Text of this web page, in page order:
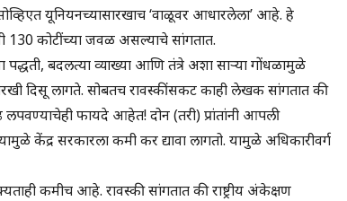
यूनियनच्यासारखाच ‘वाळूवर आधारलेला’ आहे. हे
कोटींच्या जवळ असल्याचे सांगतात.
बदलत्या व्याख्या आणि तंत्रे अशा साऱ्या गोंधळामुळे
दिसू लागते. सोबतच रावस्कींसकट काही लेखक सांगतात की
फायदे आहेत! दोन (तरी) प्रांतांनी आपली
केंद्र सरकारला कमी कर द्यावा लागतो. यामुळे अधिकारीवर्ग
कमीच आहे. रावस्की सांगतात की राष्ट्रीय अंकेक्षण